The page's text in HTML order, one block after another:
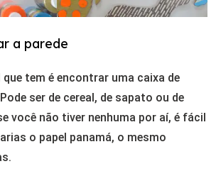
a parede
tem é encontrar uma caixa de
ser de cereal, de sapato ou de
você não tiver nenhuma por aí, é fácil
o papel panamá, o mesmo